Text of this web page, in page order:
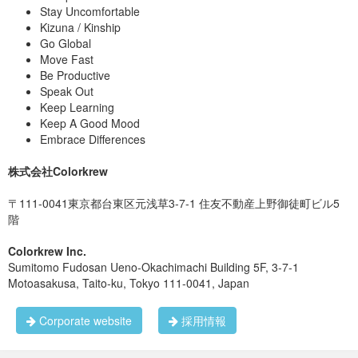
今回も多彩な領域のエンジニアの方々とお話しでき、有意義な
交流会となりました。 当日は、遠いところ足を運んでいただい
開催予定なので、今回参加できなかった方も是非遊びに来てく
ださい。
今回も多彩な領域のエンジニアの方々とお話しでき、有意義な
交流会となりました。
ー。
今回はSMAPリーダーとして負けられないチョイス。
知る人しか知らない近所の
Pokemon GOのポケストップにも出ていますよ！
前回のハンバーガーにつづき、今回は万かつサンドを提供させ
ていただきました。
今回ご用意した万かつのかつサンド、絶品でしたよ（＾◇＾）
帰国後は外資コンサル・金融・大手SIerでキャリアを積
んだ後に国内でも東京の他、京都や筑波にて会社を立ち
上げバイアウトを経験
2010年にシリコンバレーに移り、iPhoneアプリ開発を中
心として再度アメリカで事業展開を進め、2012年に創業
したPoppin Gamesはゲームアプリ総計1000万ダウンロ
ード、1億円の資金調達を達成
同2012年に世界8カ国でクリエイティブ制作を行う
Sportier, LLC.及びただ肉, LLC.を日本国内で創業し両社
現在はパソナグループ・トヨタグループ等幅広い事業領
門学校でのゲスト講演も行っている。
おわりに
でも興味をお持ちになった方の参加を、是非ともお待ちしてお
ります。万かつサンドを食べながら、さくっとゲームを作っち
ゃいましょう。
懇親会の様子
テーブルを囲ってみんなで乾杯
Stay Uncomfortable
Kizuna / Kinship
Go Global
Move Fast
Be Productive
Speak Out
Keep Learning
Keep A Good Mood
Embrace Differences
株式会社Colorkrew
〒111-0041東京都台東区元浅草3-7-1 住友不動産上野御徒町ビル5
階
Colorkrew Inc.
Sumitomo Fudosan Ueno-Okachimachi Building 5F, 3-7-1
Motoasakusa, Taito-ku, Tokyo 111-0041, Japan
Corporate website 採用情報